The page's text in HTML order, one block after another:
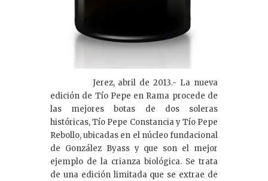
Jerez, abril de 2013.- La nueva
edición de Tío Pepe en Rama procede de
las mejores botas de dos soleras
históricas, Tío Pepe Constancia y Tío Pepe
Rebollo, ubicadas en el núcleo fundacional
de González Byass y que son el mejor
ejemplo de la crianza biológica. Se trata
de una edición limitada que se extrae de